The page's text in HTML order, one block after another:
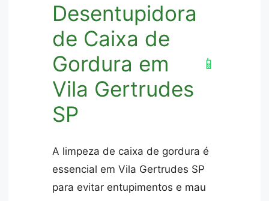
Desentupidora
de Caixa de
Gordura em
Vila Gertrudes
SP
📱
A limpeza de caixa de gordura é
essencial em Vila Gertrudes SP
para evitar entupimentos e mau